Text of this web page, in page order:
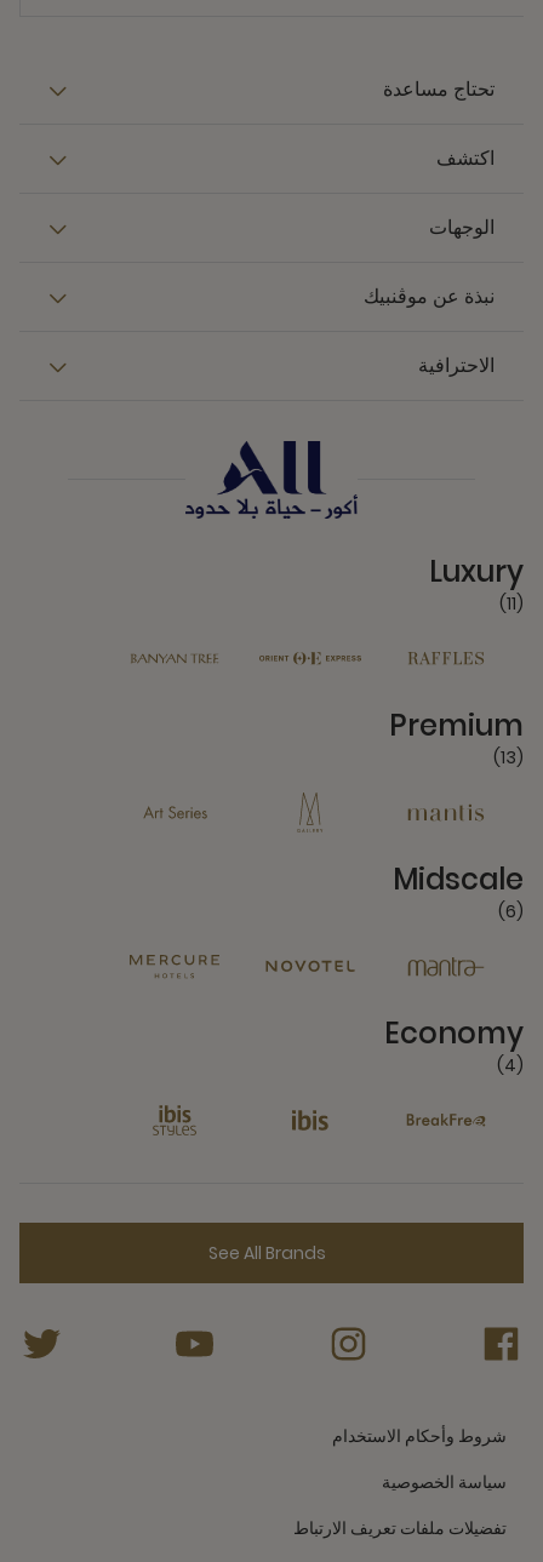
تحتاج مساعدة
اكتشف
الوجهات
نبذة عن موڤنبيك
الاحترافية
Luxury
(11)
Premium
(13)
Midscale
(6)
Economy
(4)
See All Brands
شروط وأحكام الاستخدام
سياسة الخصوصية
تفضيلات ملفات تعريف الارتباط